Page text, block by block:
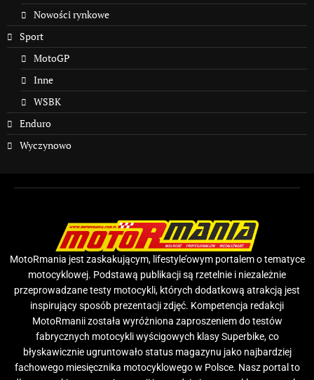
Nowości rynkowe
Sport
MotoGP
Inne
WSBK
Enduro
Wyczynowo
MotoRmania jest zaskakującym, lifestyle’owym portalem o tematyce
motocyklowej. Podstawą publikacji są rzetelnie i niezależnie
przeprowadzane testy motocykli, których dodatkową atrakcją jest
inspirujący sposób prezentacji zdjęć. Kompetencja redakcji
MotoRmanii została wyróżniona zaproszeniem do testów
fabrycznych motocykli wyścigowych klasy Superbike, co
błyskawicznie ugruntowało status magazynu jako najbardziej
fachowego miesięcznika motocyklowego w Polsce. Nasz portal to